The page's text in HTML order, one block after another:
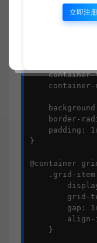
grid-
border-
padding:
}
@container
.grid-item
grid-
gap:
    }
立即注册